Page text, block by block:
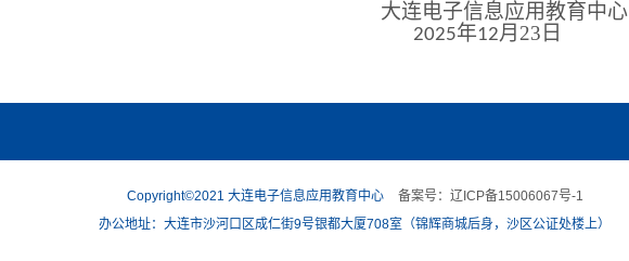
大连电子信息应用教育中心
2025年12月 23 日
Copyright©2021 大连电子信息应用教育中心
备案号：辽ICP备15006067号-1
办公地址：大连市沙河口区成仁街9号银都大厦708室（锦辉商城后身，沙区公证处楼上）